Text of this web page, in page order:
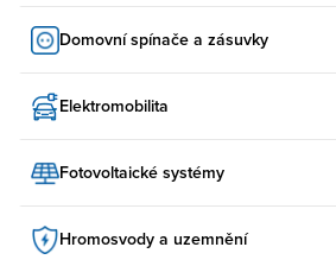
Domovní spínače a zásuvky
Elektromobilita
Fotovoltaické systémy
Hromosvody a uzemnění